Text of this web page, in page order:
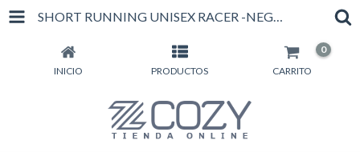
SHORT RUNNING UNISEX RACER -NEGRO-
INICIO PRODUCTOS CARRITO
0